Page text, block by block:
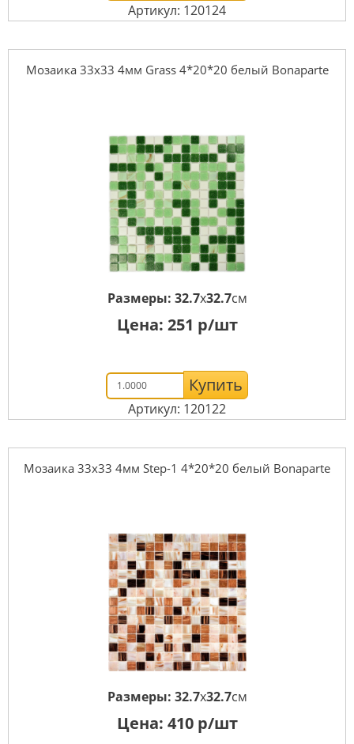
Артикул: 120124
Мозаика 33x33 4мм Grass 4*20*20 белый Bonaparte
Размеры: 32.7x32.7см
Цена: 251 р/шт
Купить
Артикул: 120122
Мозаика 33x33 4мм Step-1 4*20*20 белый Bonaparte
Размеры: 32.7x32.7см
Цена: 410р/шт